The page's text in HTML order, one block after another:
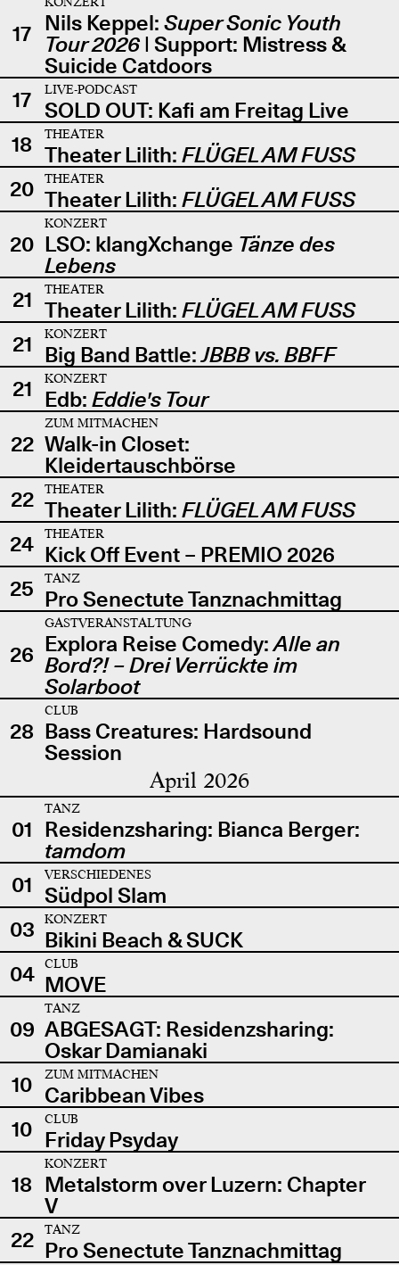
17 Nils Keppel: Super Sonic Youth
Tour 2026| Support: Mistress &
Suicide Catdoors
17
LIVE-PODCAST
SOLD OUT: Kafi am Freitag Live
18
THEATER
Theater Lilith: FLÜGEL AM FUSS
20
THEATER
Theater Lilith: FLÜGEL AM FUSS
20
KONZERT
LSO: klangXchange Tänze des
Lebens
21
THEATER
Theater Lilith: FLÜGEL AM FUSS
21
KONZERT
Big Band Battle:JBBB vs. BBFF
21
KONZERT
Edb: Eddie's Tour
22
ZUM MITMACHEN
Walk-in Closet:
Kleidertauschbörse
22
THEATER
Theater Lilith: FLÜGEL AM FUSS
24
THEATER
Kick Off Event – PREMIO 2026
25
TANZ
Pro Senectute Tanznachmittag
26
GASTVERANSTALTUNG
Explora Reise Comedy:Alle an
Bord?! – Drei Verrückte im
Solarboot
28
CLUB
Bass Creatures: Hardsound
Session
April 2026
01
TANZ
Residenzsharing: Bianca Berger:
tamdom
01
VERSCHIEDENES
Südpol Slam
03
KONZERT
Bikini Beach & SUCK
04
CLUB
MOVE
09
TANZ
ABGESAGT: Residenzsharing:
Oskar Damianaki
10
ZUM MITMACHEN
Caribbean Vibes
10
CLUB
Friday Psyday
18
KONZERT
Metalstorm over Luzern: Chapter
V
22
TANZ
Pro Senectute Tanznachmittag